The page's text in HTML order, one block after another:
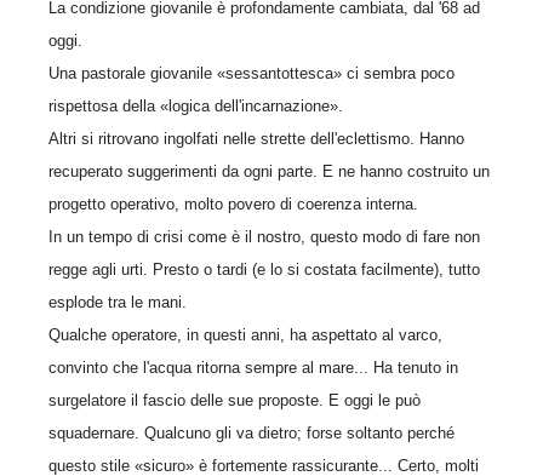
La condizione giovanile è profondamente cambiata, dal '68 ad
oggi.
Una pastorale giovanile «sessantottesca» ci sembra poco
rispettosa della «logica dell'incarnazione».
Altri si ritrovano ingolfati nelle strette dell'eclettismo. Hanno
recuperato suggerimenti da ogni parte. E ne hanno costruito un
progetto operativo, molto povero di coerenza interna.
In un tempo di crisi come è il nostro, questo modo di fare non
regge agli urti. Presto o tardi (e lo si costata facilmente), tutto
esplode tra le mani.
Qualche operatore, in questi anni, ha aspettato al varco,
convinto che l'acqua ritorna sempre al mare... Ha tenuto in
surgelatore il fascio delle sue proposte. E oggi le può
squadernare. Qualcuno gli va dietro; forse soltanto perché
questo stile «sicuro» è fortemente rassicurante... Certo, molti